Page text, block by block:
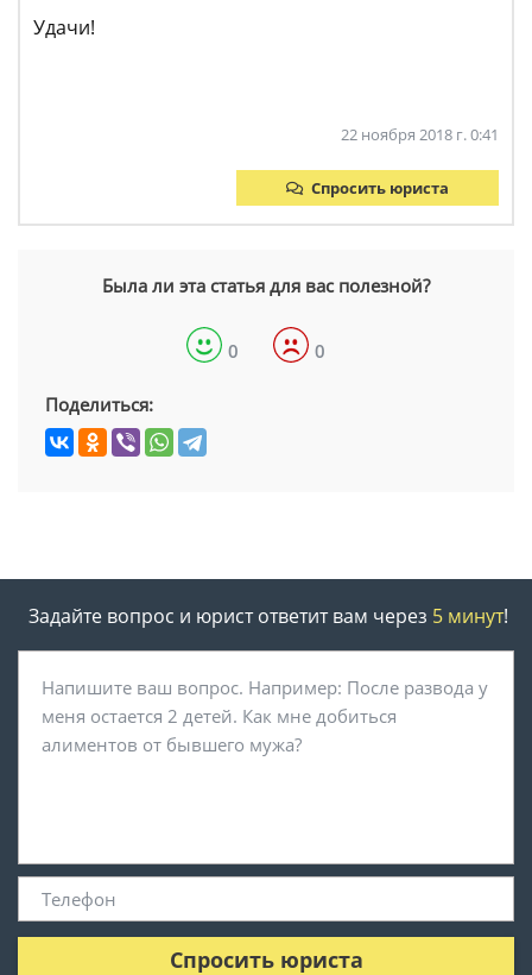
Удачи!
22 ноября 2018 г. 0:41
Спросить юриста
Была ли эта статья для вас полезной?
0 0
Поделиться:
Задайте вопрос и юрист ответит вам через 5 минут!
Спросить юриста